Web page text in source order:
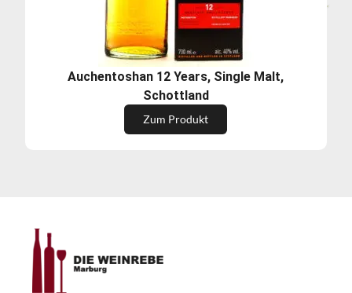
Auchentoshan 12 Years, Single Malt,
Schottland
Zum Produkt